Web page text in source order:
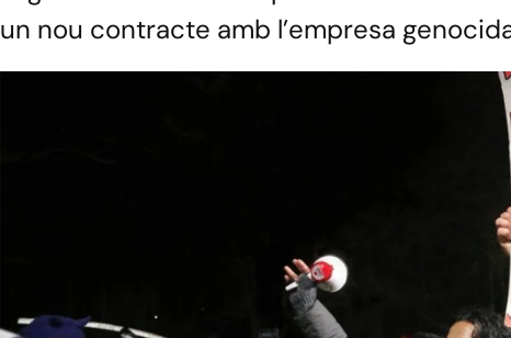
un nou contracte amb l’empresa